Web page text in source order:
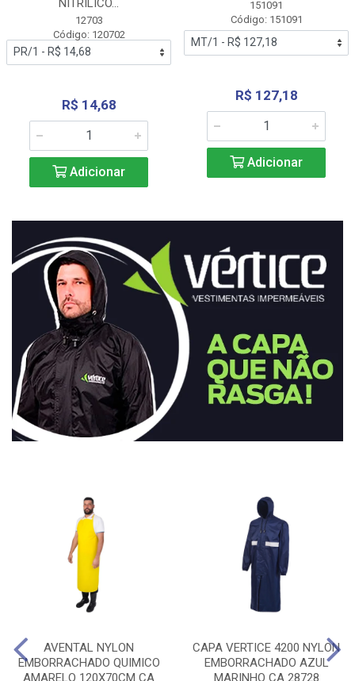
NITRÍLICO...
12703
Código: 120702
R$ 14,68
Adicionar
151091
Código: 151091
R$ 127,18
Adicionar
AVENTAL NYLON
EMBORRACHADO QUIMICO
AMARELO 120X70CM CA
CAPA VERTICE 4200 NYLON
EMBORRACHADO AZUL
MARINHO CA 28728